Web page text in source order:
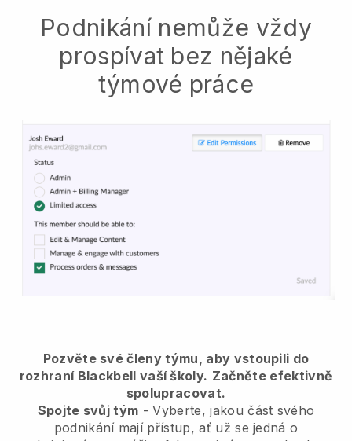
Podnikání nemůže vždy
prospívat bez nějaké
týmové práce
Pozvěte své členy týmu, aby vstoupili do
rozhraní Blackbell vaší školy. Začněte efektivně
spolupracovat.
Spojte svůj tým - Vyberte, jakou část svého
podnikání mají přístup, ať už se jedná o